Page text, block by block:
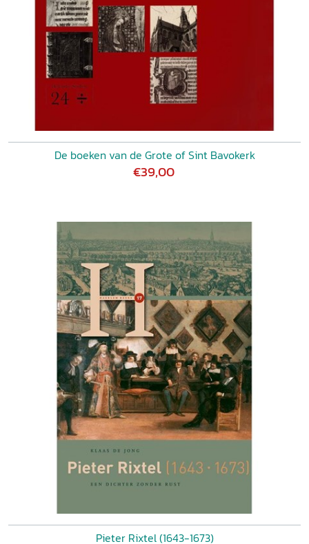
De boeken van de Grote of Sint Bavokerk
€39,00
Pieter Rixtel (1643-1673)